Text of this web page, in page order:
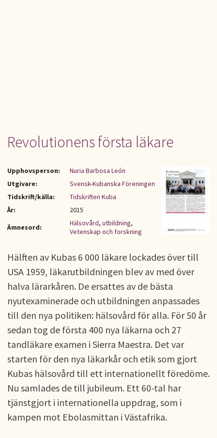
Revolutionens första läkare
Upphovsperson:
Nuria Barbosa León
Utgivare:
Svensk-Kubanska Föreningen
Tidskrift/källa:
Tidskriften Kuba
År:
2015
Ämnesord:
Hälsovård, utbildning,
Vetenskap och forskning
Hälften av Kubas 6 000 läkare lockades över till
USA 1959, läkarutbildningen blev av med över
halva lärarkåren. De ersattes av de bästa
nyutexaminerade och utbildningen anpassades
till den nya politiken: hälsovård för alla. För 50 år
sedan tog de första 400 nya läkarna och 27
tandläkare examen i Sierra Maestra. Det var
starten för den nya läkarkår och etik som gjort
Kubas hälsovård till ett internationellt föredöme.
Nu samlades de till jubileum. Ett 60-tal har
tjänstgjort i internationella uppdrag, som i
kampen mot Ebolasmittan i Västafrika.